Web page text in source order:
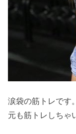
涙袋の筋トレです
元も筋トレしちゃ